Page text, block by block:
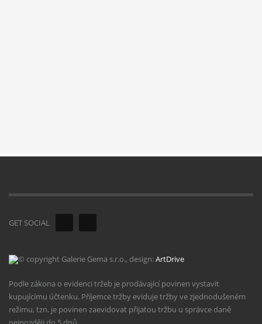
GET SOCIAL
© copyright Galerie Gema s.r.o., design:ArtDrive
Podle zákona o evidenci tržeb je prodávající povinen vystavit
kupujícímu účtenku. Příjemce tržby eviduje tržby ve zjednodušeném
režimu, tzn. je povinen zaevidovat přijatou tržbu u správce daně